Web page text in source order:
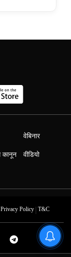
कानून
वेबिनार
वीडियो
Privacy Policy| T&C